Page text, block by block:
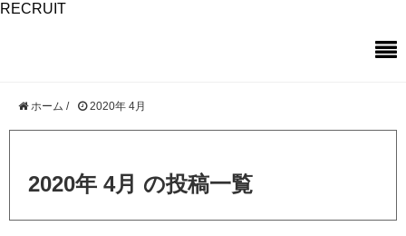
RECRUIT
ホーム / 2020年 4月
2020年 4月 の投稿一覧